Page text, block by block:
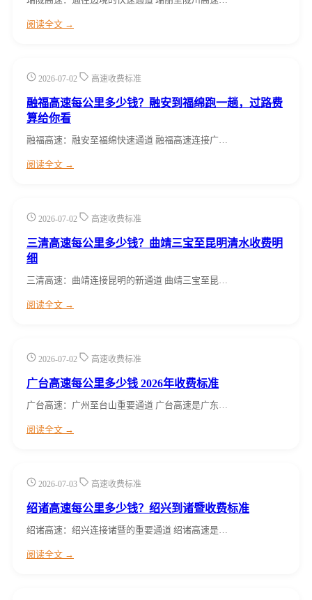
阅读全文 →
2026-07-02 高速收费标准
融福高速每公里多少钱？融安到福绵跑一趟，过路费
算给你看
融福高速：融安至福绵快速通道 融福高速连接广…
阅读全文 →
2026-07-02 高速收费标准
三清高速每公里多少钱？曲靖三宝至昆明清水收费明
细
三清高速：曲靖连接昆明的新通道 曲靖三宝至昆…
阅读全文 →
2026-07-02 高速收费标准
广台高速每公里多少钱 2026年收费标准
广台高速：广州至台山重要通道 广台高速是广东…
阅读全文 →
2026-07-03 高速收费标准
绍诸高速每公里多少钱？绍兴到诸暨收费标准
绍诸高速：绍兴连接诸暨的重要通道 绍诸高速是…
阅读全文 →